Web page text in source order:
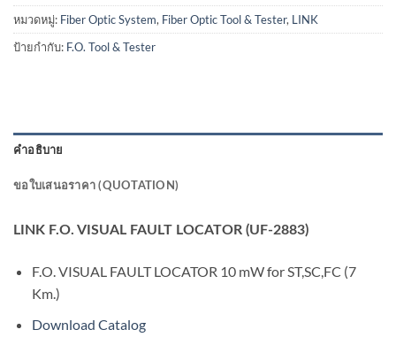
หมวดหมู่: Fiber Optic System, Fiber Optic Tool & Tester, LINK
ป้ายกำกับ: F.O. Tool & Tester
คำอธิบาย
ขอใบเสนอราคา (QUOTATION)
LINK F.O. VISUAL FAULT LOCATOR (UF-2883)
F.O. VISUAL FAULT LOCATOR 10 mW for ST,SC,FC (7
Km.)
Download Catalog